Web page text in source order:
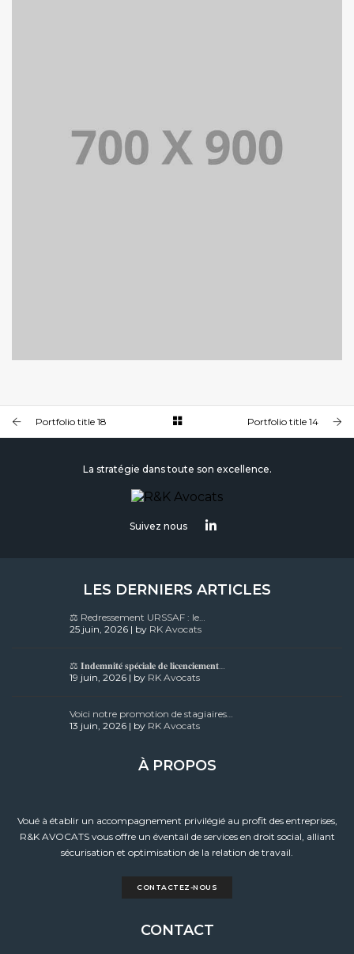
PORTFOLIO MULTIPLE CAROUSEL
Portfolio title 18 Portfolio title 14
La stratégie dans toute son excellence.
Suivez nous
LES DERNIERS ARTICLES
⚖️ Redressement URSSAF : le…
25 juin, 2026 | by RK Avocats
⚖️ 𝐈𝐧𝐝𝐞𝐦𝐧𝐢𝐭𝐞́ 𝐬𝐩𝐞́𝐜𝐢𝐚𝐥𝐞 𝐝𝐞 𝐥𝐢𝐜𝐞𝐧𝐜𝐢𝐞𝐦𝐞𝐧𝐭…
19 juin, 2026 | by RK Avocats
Voici notre promotion de stagiaires…
13 juin, 2026 | by RK Avocats
À PROPOS
Voué à établir un accompagnement privilégié au profit des entreprises,
R&K AVOCATS vous offre un éventail de services en droit social, alliant
sécurisation et optimisation de la relation de travail.
CONTACTEZ-NOUS
CONTACT